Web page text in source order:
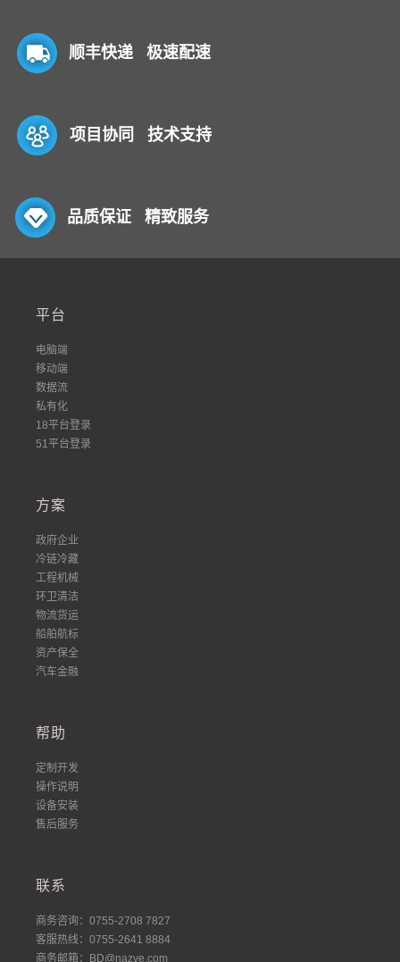
顺丰快递 极速配速
项目协同 技术支持
品质保证 精致服务
平台
电脑端
移动端
数据流
私有化
18平台登录
51平台登录
方案
政府企业
冷链冷藏
工程机械
环卫清洁
物流货运
船舶航标
资产保全
汽车金融
帮助
定制开发
操作说明
设备安装
售后服务
联系
商务咨询：0755-2708 7827
客服热线：0755-2641 8884
商务邮箱：BD@nazve.com